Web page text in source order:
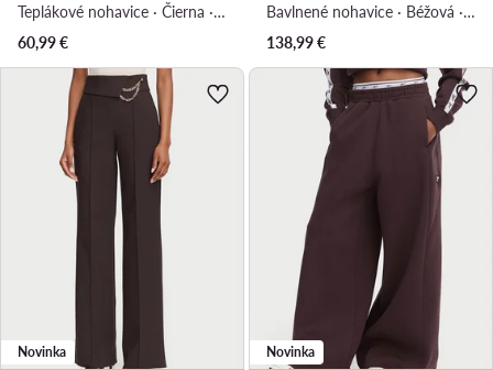
Teplákové nohavice · Čierna · Regular fit
60,99€
Bavlnené nohavice · Béžová · Regular fit
138,99€
Novinka Novinka